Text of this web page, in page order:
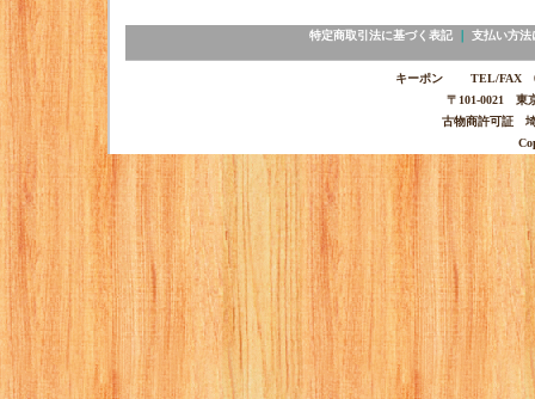
特定商取引法に基づく表記｜ 支払い方法
キーポン TEL/FAX
〒101-0021 東
古物商許可証